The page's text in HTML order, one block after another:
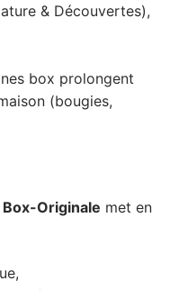
& Découvertes),
box prolongent
(bougies,
Box-Originale met en